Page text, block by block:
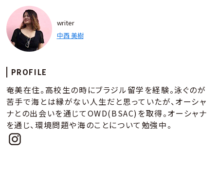
writer
中西 美樹
PROFILE
奄美在住。高校生の時にブラジル留学を経験。泳ぐのが
苦手で海とは縁がない人生だと思っていたが、オーシャ
ナとの出会いを通じてOWD(BSAC)を取得。オーシャナ
を通じ、環境問題や海のことについて勉強中。